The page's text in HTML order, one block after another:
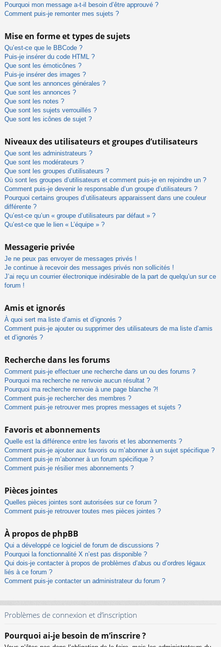
Pourquoi mon message a-t-il besoin d’être approuvé ?
Comment puis-je remonter mes sujets ?
Mise en forme et types de sujets
Qu’est-ce que le BBCode ?
Puis-je insérer du code HTML ?
Que sont les émoticônes ?
Puis-je insérer des images ?
Que sont les annonces générales ?
Que sont les annonces ?
Que sont les notes ?
Que sont les sujets verrouillés ?
Que sont les icônes de sujet ?
Niveaux des utilisateurs et groupes d’utilisateurs
Que sont les administrateurs ?
Que sont les modérateurs ?
Que sont les groupes d’utilisateurs ?
Où sont les groupes d’utilisateurs et comment puis-je en rejoindre un ?
Comment puis-je devenir le responsable d’un groupe d’utilisateurs ?
Pourquoi certains groupes d’utilisateurs apparaissent dans une couleur
différente ?
Qu’est-ce qu’un « groupe d’utilisateurs par défaut » ?
Qu’est-ce que le lien « L’équipe » ?
Messagerie privée
Je ne peux pas envoyer de messages privés !
Je continue à recevoir des messages privés non sollicités !
J’ai reçu un courrier électronique indésirable de la part de quelqu’un sur ce
forum !
Amis et ignorés
À quoi sert ma liste d’amis et d’ignorés ?
Comment puis-je ajouter ou supprimer des utilisateurs de ma liste d’amis
et d’ignorés ?
Recherche dans les forums
Comment puis-je effectuer une recherche dans un ou des forums ?
Pourquoi ma recherche ne renvoie aucun résultat ?
Pourquoi ma recherche renvoie à une page blanche ?!
Comment puis-je rechercher des membres ?
Comment puis-je retrouver mes propres messages et sujets ?
Favoris et abonnements
Quelle est la différence entre les favoris et les abonnements ?
Comment puis-je ajouter aux favoris ou m’abonner à un sujet spécifique ?
Comment puis-je m’abonner à un forum spécifique ?
Comment puis-je résilier mes abonnements ?
Pièces jointes
Quelles pièces jointes sont autorisées sur ce forum ?
Comment puis-je retrouver toutes mes pièces jointes ?
À propos de phpBB
Qui a développé ce logiciel de forum de discussions ?
Pourquoi la fonctionnalité X n’est pas disponible ?
Qui dois-je contacter à propos de problèmes d’abus ou d’ordres légaux
liés à ce forum ?
Comment puis-je contacter un administrateur du forum ?
Problèmes de connexion et d’inscription
Pourquoi ai-je besoin de m’inscrire ?